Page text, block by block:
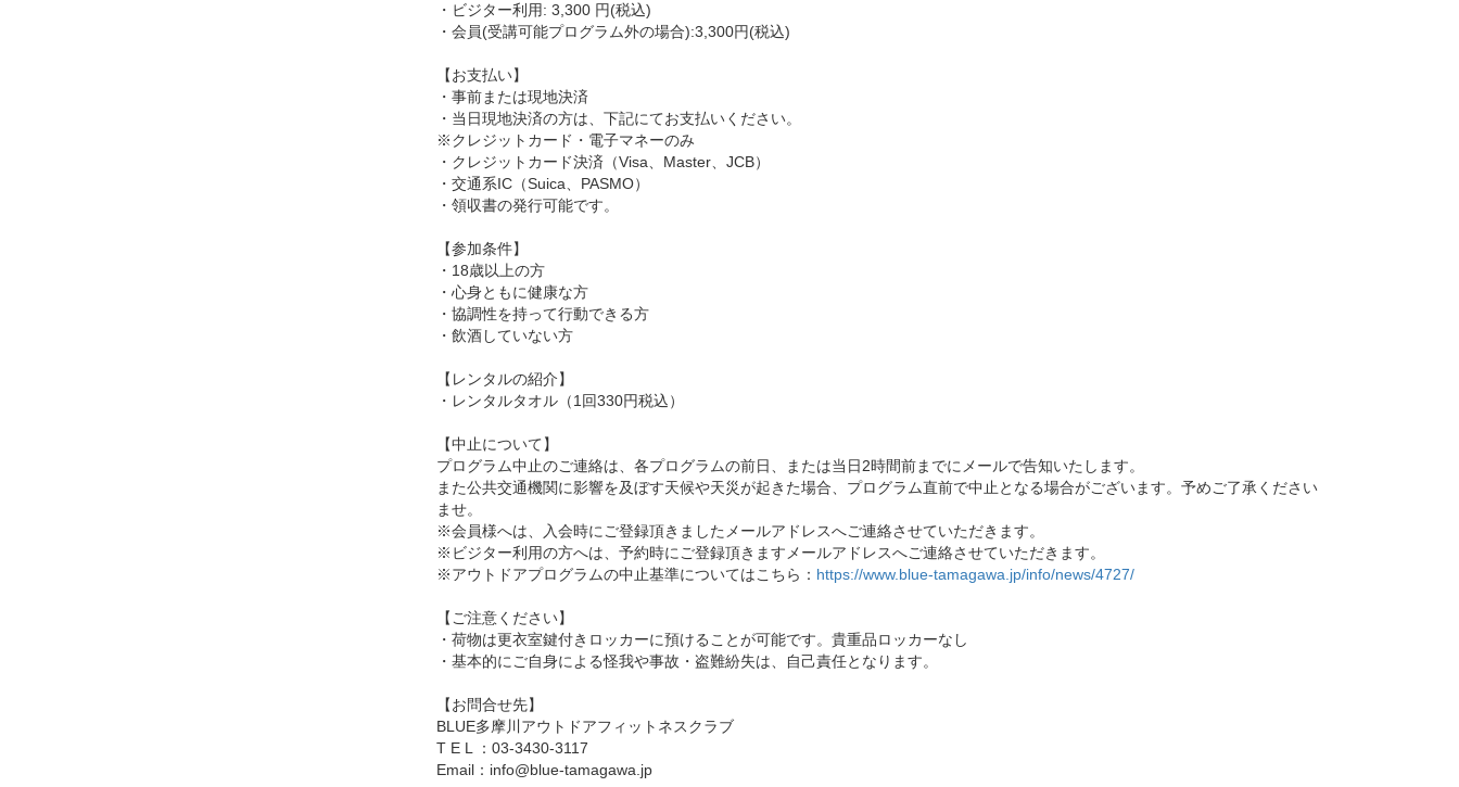
・ビジター利用: 3,300 円(税込)
・会員(受講可能プログラム外の場合):3,300円(税込)
【お支払い】
・事前または現地決済
・当日現地決済の方は、下記にてお支払いください。
※クレジットカード・電子マネーのみ
・クレジットカード決済（Visa、Master、JCB）
・交通系IC（Suica、PASMO）
・領収書の発行可能です。
【参加条件】
・18歳以上の方
・心身ともに健康な方
・協調性を持って行動できる方
・飲酒していない方
【レンタルの紹介】
・レンタルタオル（1回330円税込）
【中止について】
プログラム中止のご連絡は、各プログラムの前日、または当日2時間前までにメールで告知いたします。
また公共交通機関に影響を及ぼす天候や天災が起きた場合、プログラム直前で中止となる場合がございます。予めご了承ください
ませ。
※会員様へは、入会時にご登録頂きましたメールアドレスへご連絡させていただきます。
※ビジター利用の方へは、予約時にご登録頂きますメールアドレスへご連絡させていただきます。
※アウトドアプログラムの中止基準についてはこちら： https://www.blue-tamagawa.jp/info/news/4727/
【ご注意ください】
・荷物は更衣室鍵付きロッカーに預けることが可能です。貴重品ロッカーなし
・基本的にご自身による怪我や事故・盗難紛失は、自己責任となります。
【お問合せ先】
BLUE多摩川アウトドアフィットネスクラブ
T E L ：03-3430-3117
Email：info@blue-tamagawa.jp